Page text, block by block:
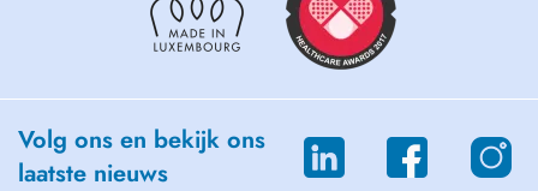
Volg ons en bekijk ons
laatste nieuws